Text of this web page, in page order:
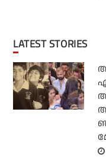
LATEST STORIES